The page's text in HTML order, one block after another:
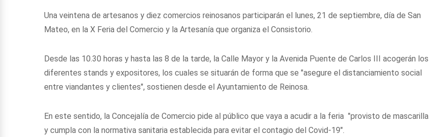
Una veintena de artesanos y diez comercios reinosanos participarán el lunes, 21 de septiembre, día de San
Mateo, en la X Feria del Comercio y la Artesanía que organiza el Consistorio.
Desde las 10.30 horas y hasta las 8 de la tarde, la Calle Mayor y la Avenida Puente de Carlos III acogerán los
diferentes stands y expositores, los cuales se situarán de forma que se "asegure el distanciamiento social
entre viandantes y clientes", sostienen desde el Ayuntamiento de Reinosa.
En este sentido, la Concejalía de Comercio pide al público que vaya a acudir a la feria "provisto de mascarilla
y cumpla con la normativa sanitaria establecida para evitar el contagio del Covid-19".